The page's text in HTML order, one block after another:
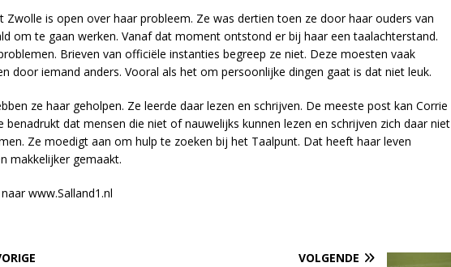
Zwolle is open over haar probleem. Ze was dertien toen ze door haar ouders van
om te gaan werken. Vanaf dat moment ontstond er bij haar een taalachterstand.
Brieven van officiële instanties begreep ze niet. Deze moesten vaak
door iemand anders. Vooral als het om persoonlijke dingen gaat is dat niet leuk.
ze haar geholpen. Ze leerde daar lezen en schrijven. De meeste post kan Corrie
benadrukt dat mensen die niet of nauwelijks kunnen lezen en schrijven zich daar niet
Ze moedigt aan om hulp te zoeken bij het Taalpunt. Dat heeft haar leven
makkelijker gemaakt.
www.Salland1.nl
VOLGENDE